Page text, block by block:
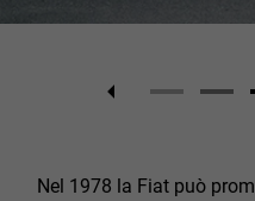
Nel 1978 la Fiat può